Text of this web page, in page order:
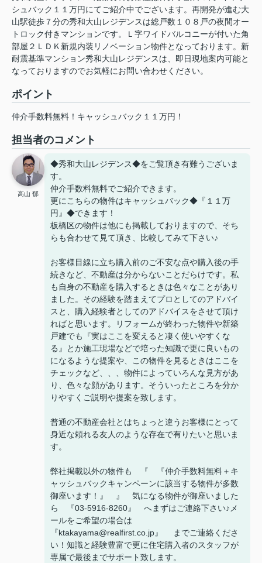
シュバック１１万円にてご紹介中でございます。再開発が進む大
山駅徒歩７分の秀和大山レジデンスは総戸数１０８戸の夜間オー
トロック付きマンションです。Ｌ字ワイドバルコニーが付いた角
部屋２ＬＤＫ新規内装リノベーション物件となっております。新
耐震基準マンション秀和大山レジデンスは、即日現地案内可能と
なっておりますのでお気軽にお問い合わせください。
ポイント
仲介手数料無料！キャッシュバック１１万円！
担当者のコメント
高山 郁
◆秀和大山レジデンス◆をご覧頂き有難うございま
す。
仲介手数料無料でご紹介できます。
更にこちらの物件はキャッシュバック◆『１１万
円』◆できます！
板橋区の物件は他にも掲載しておりますので、そち
らも合わせて見て頂き、比較してみて下さい♪
お客様目線に立ち購入前のご不安な点や購入後の手
続きなど、不動産は分からないことだらけです。私
も自身の不動産を購入するときは色々なことがあり
ました。その経験を踏まえてプロとしてのアドバイ
スと、購入経験者としてのアドバイスをさせて頂け
ればと思います。リフォームが終わった物件や新築
戸建でも『実はここを変えると凄く使いやすくな
る』とか施工現場などで培った知識で更に良いもの
になるような提案や、この物件を見るときはここを
チェックなど、、、物件によっていろんな見方があ
り、色々な顔があります。そういったところを分か
りやすくご説明や提案を致します。
普通の不動産会社とはちょっと違うお客様にとって
身近な頼れる友人のような存在で有りたいと思いま
す。
弊社掲載以外の物件も 『 『仲介手数料無料＋キ
ャッシュバックキャンペーンに該当する物件が多数
御座います！』 』 気になる物件が御座いました
ら 『03-5916-8260』 へまずはご連絡下さい♪メ
ールをご希望の場合は
『ktakayama@realfirst.co.jp』 までご連絡くださ
い！知識と経験豊富で更に住宅購入者のスタッフが
専属で最後までサポート致します。